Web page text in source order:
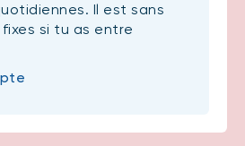
Il est sans
si tu as entre